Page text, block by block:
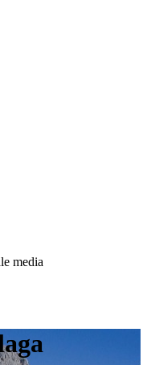
media